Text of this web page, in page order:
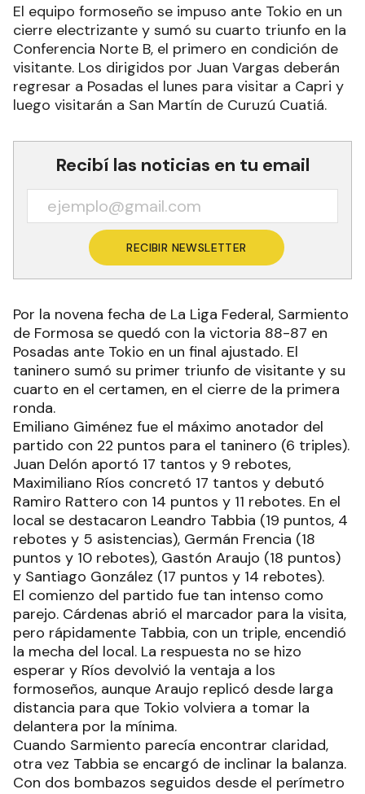
El equipo formoseño se impuso ante Tokio en un
cierre electrizante y sumó su cuarto triunfo en la
Conferencia Norte B, el primero en condición de
visitante. Los dirigidos por Juan Vargas deberán
regresar a Posadas el lunes para visitar a Capri y
luego visitarán a San Martín de Curuzú Cuatiá.
Recibí las noticias en tu email
RECIBIR NEWSLETTER
Por la novena fecha de La Liga Federal, Sarmiento
de Formosa se quedó con la victoria 88-87 en
Posadas ante Tokio en un final ajustado. El
taninero sumó su primer triunfo de visitante y su
cuarto en el certamen, en el cierre de la primera
ronda.
Emiliano Giménez fue el máximo anotador del
partido con 22 puntos para el taninero (6 triples).
Juan Delón aportó 17 tantos y 9 rebotes,
Maximiliano Ríos concretó 17 tantos y debutó
Ramiro Rattero con 14 puntos y 11 rebotes. En el
local se destacaron Leandro Tabbia (19 puntos, 4
rebotes y 5 asistencias), Germán Frencia (18
puntos y 10 rebotes), Gastón Araujo (18 puntos)
y Santiago González (17 puntos y 14 rebotes).
El comienzo del partido fue tan intenso como
parejo. Cárdenas abrió el marcador para la visita,
pero rápidamente Tabbia, con un triple, encendió
la mecha del local. La respuesta no se hizo
esperar y Ríos devolvió la ventaja a los
formoseños, aunque Araujo replicó desde larga
distancia para que Tokio volviera a tomar la
delantera por la mínima.
Cuando Sarmiento parecía encontrar claridad,
otra vez Tabbia se encargó de inclinar la balanza.
Con dos bombazos seguidos desde el perímetro